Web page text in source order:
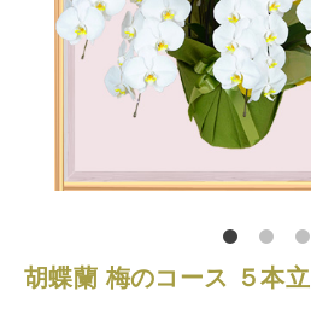
胡蝶蘭 梅のコース ５本